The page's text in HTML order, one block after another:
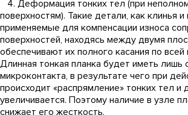
4. Деформация тонких тел (при
поверхностям). Такие детали, как клинья и
применяемые для компенсации износа
поверхностей, находясь между двумя
обеспечивают их полного касания по всей
Длинная тонкая планка будет иметь лишь
микроконтакта, в результате чего при
происходит «распрямление» тонких тел
увеличивается. Поэтому наличие в узле
снижает его жесткость.